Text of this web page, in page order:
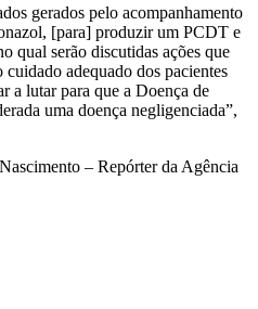
gerados pelo acompanhamento
[para] produzir um PCDT e
qual serão discutidas ações que
adequado dos pacientes
a lutar para que a Doença de
uma doença negligenciada”,
– Repórter da Agência